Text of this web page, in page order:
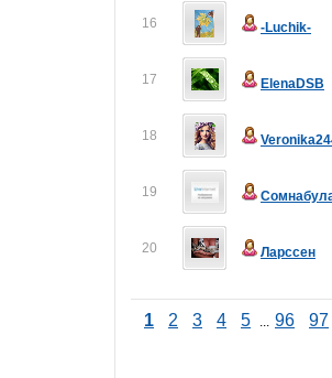
16 -Luchik-
17 ElenaDSB
18
19
20 Ларссен
1 2 3 4 5 ... 96 97